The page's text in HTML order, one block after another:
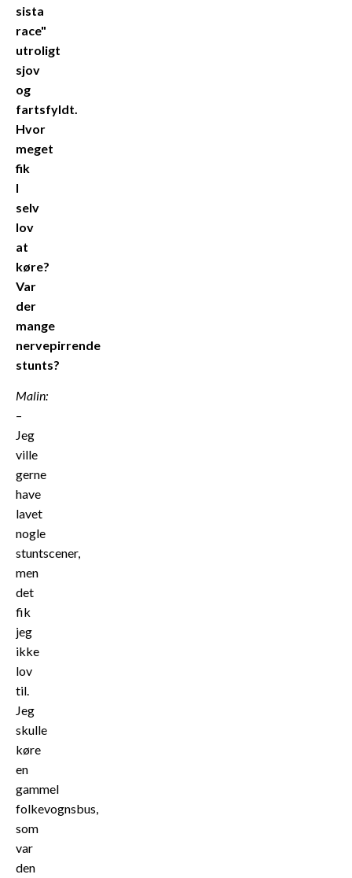
sista
race"
utroligt
sjov
og
fartsfyldt.
Hvor
meget
fik
I
selv
lov
at
køre?
Var
der
mange
nervepirrende
stunts?
Malin:
–
Jeg
ville
gerne
have
lavet
nogle
stuntscener,
men
det
fik
jeg
ikke
lov
til.
Jeg
skulle
køre
en
gammel
folkevognsbus,
som
var
den